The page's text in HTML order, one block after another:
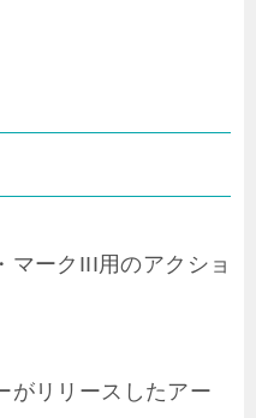
マークIII用のアクショ
がリリースしたアー